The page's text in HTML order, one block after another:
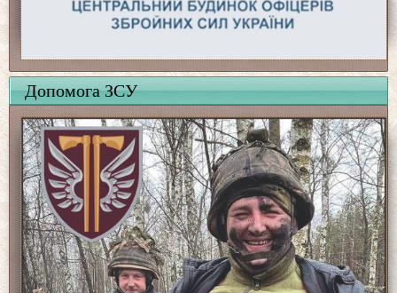
Допомога ЗСУ